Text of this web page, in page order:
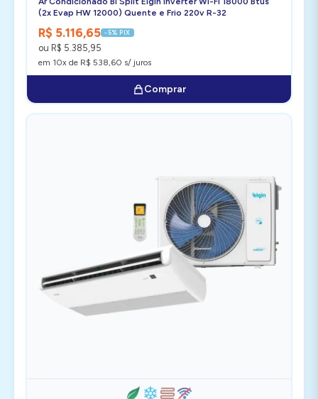
(2x Evap HW 12000) Quente e Frio 220v R-32
R$ 5.116,65 -5% PIX
ou R$ 5.385,95
em 10x de R$ 538,60 s/ juros
Comprar